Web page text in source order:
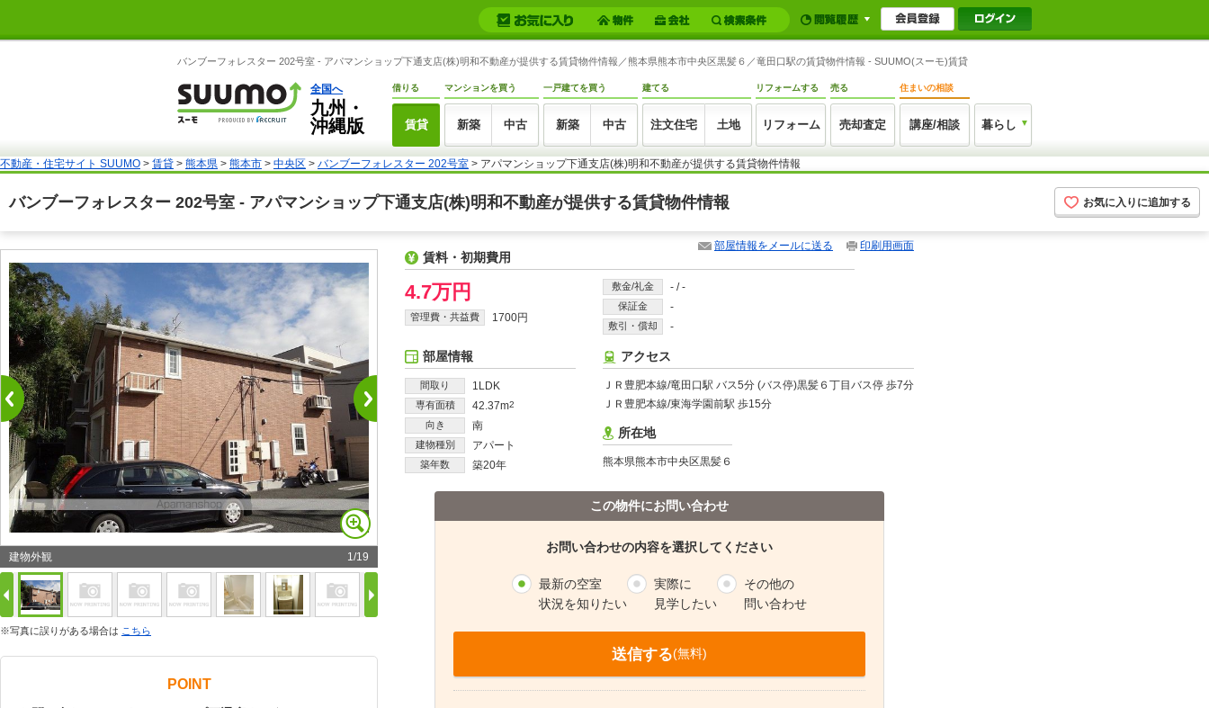
バンブーフォレスター 202号室 - アパマンショップ下通支店(株)明和不動産が提供する賃貸物件情報／熊本県熊本市中央区黒髪６／竜田口駅の賃貸物件情報 - SUUMO(スーモ)賃貸
全国へ
九州・
沖縄版
借りる
賃貸
マンションを買う
新築 中古
一戸建てを買う
新築 中古
建てる
注文住宅 土地
リフォームする
リフォーム
売る
売却査定
住まいの相談
講座/相談 暮らし
不動産・住宅サイト SUUMO > 賃貸 > 熊本県 > 熊本市 > 中央区 > バンブーフォレスター 202号室 > アパマンショップ下通支店(株)明和不動産が提供する賃貸物件情報
バンブーフォレスター 202号室 - アパマンショップ下通支店(株)明和不動産が提供する賃貸物件情報 お気に入りに追加する
建物外観 1/19
※写真に誤りがある場合は こちら
POINT
部屋情報をメールに送る 印刷用画面
賃料・初期費用
4.7万円
管理費・共益費 1700円
敷金/礼金 - /-
保証金 -
敷引・償却 -
部屋情報
間取り 1LDK
専有面積 42.37m2
向き 南
建物種別 アパート
築年数 築20年
アクセス
ＪＲ豊肥本線/竜田口駅 バス5分 (バス停)黒髪６丁目バス停 歩7分
ＪＲ豊肥本線/東海学園前駅 歩15分
所在地
熊本県熊本市中央区黒髪６
この物件にお問い合わせ
お問い合わせの内容を選択してください
最新の空室
状況を知りたい
実際に
見学したい
その他の
問い合わせ
送信する(無料)